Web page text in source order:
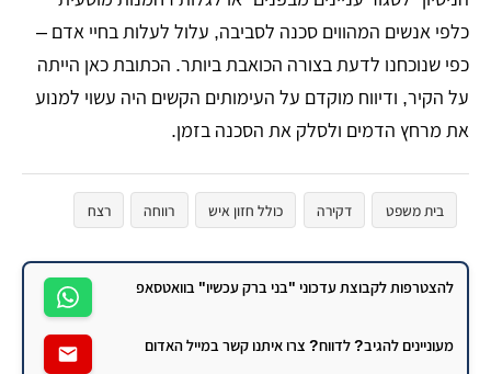
כלפי אנשים המהווים סכנה לסביבה, עלול לעלות בחיי אדם –
כפי שנוכחנו לדעת בצורה הכואבת ביותר. הכתובת כאן הייתה
על הקיר, ודיווח מוקדם על העימותים הקשים היה עשוי למנוע
את מרחץ הדמים ולסלק את הסכנה בזמן.
בית משפט דקירה כולל חזון איש רווחה רצח
להצטרפות לקבוצת עדכוני "בני ברק עכשיו" בוואטסאפ
מעוניינים להגיב? לדווח? צרו איתנו קשר במייל האדום